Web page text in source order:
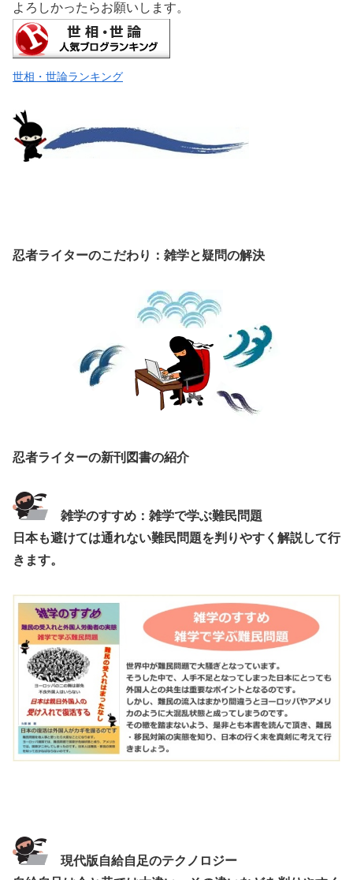
よろしかったらお願いします。
世相・世論ランキング
忍者ライターのこだわり：雑学と疑問の解決
忍者ライターの新刊図書の紹介
雑学のすすめ：雑学で学ぶ難民問題
日本も避けては通れない難民問題を判りやすく解説して行
きます。
現代版自給自足のテクノロジー